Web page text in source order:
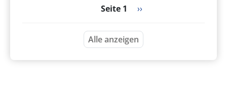
Seitennummerierung
Seite 1 Nächste Seite
››
Alle anzeigen